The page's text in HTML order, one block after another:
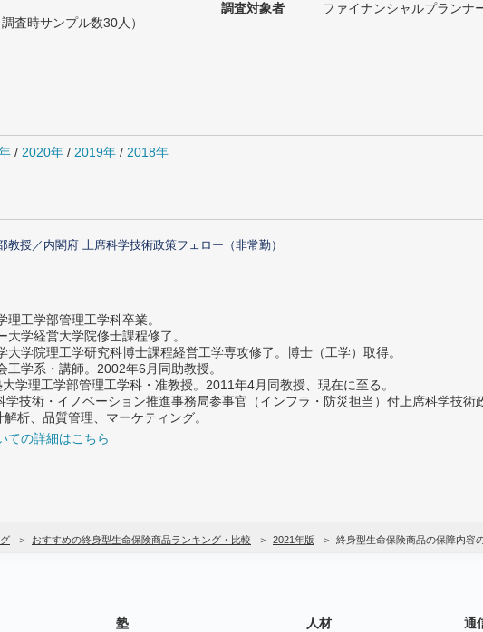
査時サンプル数30人）
調査対象者
ファイナンシャルプランナ
/ 2020年 / 2019年 / 2018年
教授／内閣府 上席科学技術政策フェロー（非常勤）
工学部管理工学科卒業。
学経営大学院修士課程修了。
大学院理工学研究科博士課程経営工学専攻修了。博士（工学）取得。
工学系・講師。2002年6月同助教授。
学理工学部管理工学科・准教授。2011年4月同教授、現在に至る。
技術・イノベーション推進事務局参事官（インフラ・防災担当）付上席科学技術
析、品質管理、マーケティング。
の詳細はこちら
おすすめの終身型生命保険商品ランキング・比較 2021年版 終身型生命保険商品の保障内容
塾
人材
通